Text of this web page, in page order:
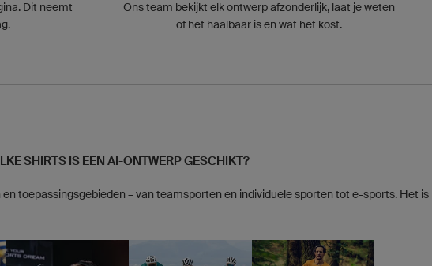
Dit neemt
Ons team bekijkt elk ontwerp afzonderlijk, laat je weten
of het haalbaar is en wat het kost.
SHIRTS IS EEN AI-ONTWERP GESCHIKT?
toepassingsgebieden – van teamsporten en individuele sporten tot e-sports. Het is